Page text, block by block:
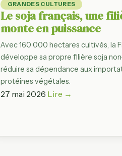
GRANDES CULTURES
Le soja français, une
monte en puissance
Avec 160 000 hectares cultivés, la
développe sa propre filière soja
réduire sa dépendance aux
protéines végétales.
27 mai 2026 Lire →